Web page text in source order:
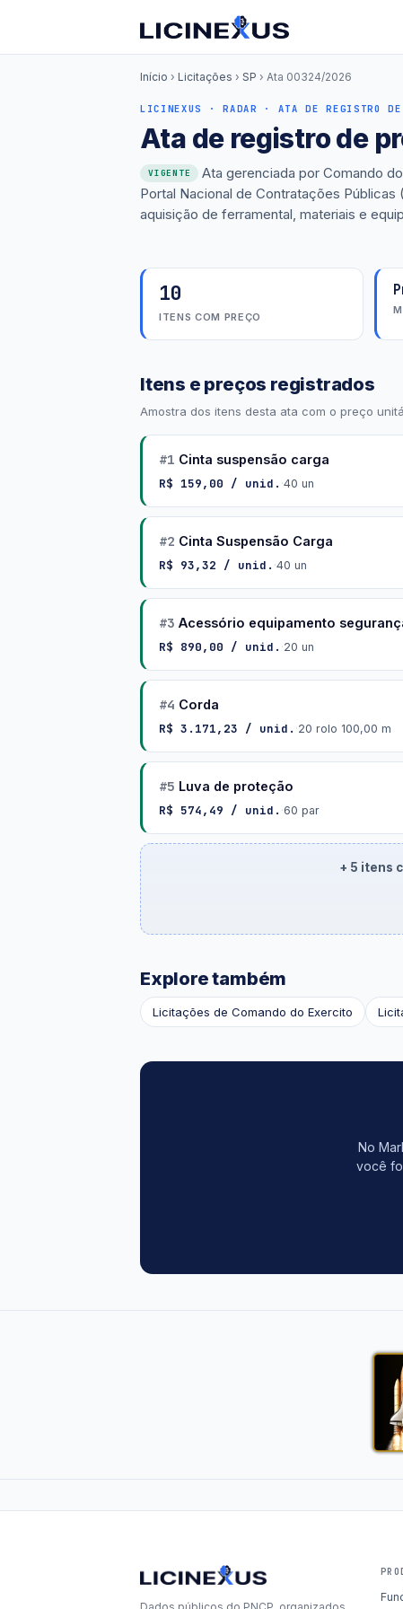
Início › Licitações › SP › Ata 00324/2026
LICINEXUS · RADAR · ATA DE REGISTRO DE
Ata de registro de
VIGENTE
Ata gerenciada por Comando
Portal Nacional de Contratações
aquisição de ferramental, materiais e
10
ITENS COM PREÇO
Itens e preços registrados
Amostra dos itens desta ata com o preço
#1 Cinta suspensão carga
R$ 159,00 / unid. ·40 un
#2 Cinta Suspensão Carga
R$ 93,32 / unid. ·40 un
#3 Acessório equipamento
R$ 890,00 / unid. ·20 un
#4 Corda
R$ 3.171,23 / unid. ·20 rolo 100,00 m
#5 Luva de proteção
R$ 574,49 / unid. ·60 par
+ 5 itens
Explore também
Licitações de Comando do Exercito
No
você